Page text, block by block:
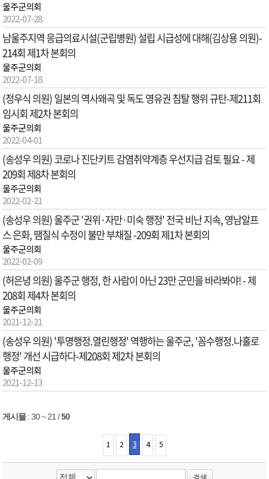
울주군의회
2022-07-28
남울주지역 응급의료시설(군립병원) 설립 시급성에 대해(김상용 의원)-
214회 제1차 본회의
울주군의회
2022-07-18
(정우식 의원) 일본의 역사왜곡 및 독도 영유권 침탈 행위 규탄-제211회
임시회 제2차 본회의
울주군의회
2022-04-01
(송성우 의원) 코로나 진단키트 감염취약계층 우선지급 검토 필요 - 제
209회 제8차 본회의
울주군의회
2022-02-21
(송성우 의원) 울주군 '권위·자만·미숙 행정' 전국 비난 지속, 영남알프
스 은화, 땜질식 수정이 불만 부채질 -209회 제1차 본회의
울주군의회
2022-02-09
(허은녕 의원) 울주군 행정, 한 사람이 아닌 23만 군민을 바라봐야! - 제
208회 제4차 본회의
울주군의회
2021-12-21
(송성우 의원) '투명행정.열린행정' 역행하는 울주군, '꼼수행정.나홀로
행정' 개선 시급하다-제208회 제2차 본회의
울주군의회
2021-12-13
게시물:30 ~ 21 /50
1 2 3 4 5